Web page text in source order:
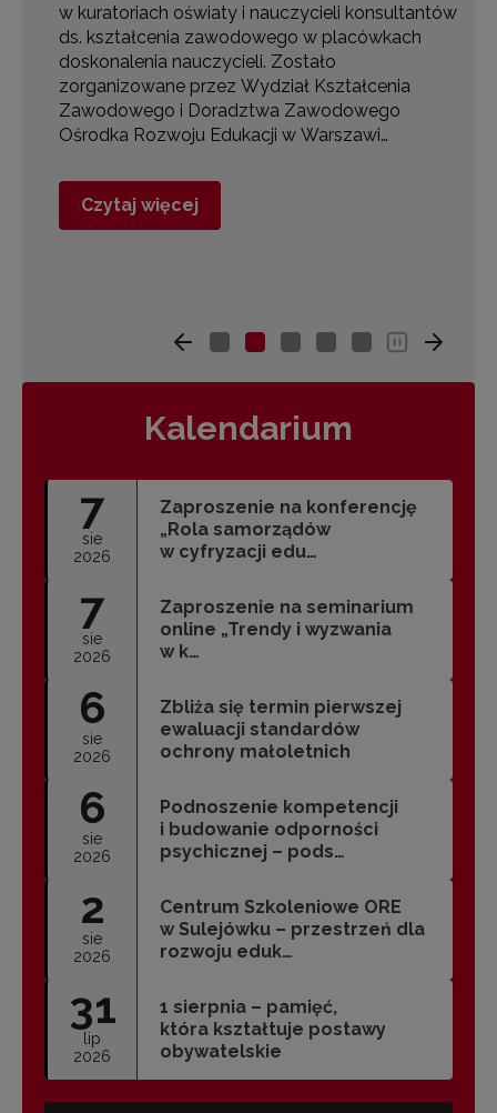
w kuratoriach oświaty i nauczycieli konsultantów
ds. kształcenia zawodowego w placówkach
doskonalenia nauczycieli. Zostało
zorganizowane przez Wydział Kształcenia
Zawodowego i Doradztwa Zawodowego
Ośrodka Rozwoju Edukacji w Warszawi…
Czytaj więcej
Kalendarium
7
sie
2026
Zaproszenie na konferencję
„Rola samorządów
w cyfryzacji edu…
7
sie
2026
Zaproszenie na seminarium
online „Trendy i wyzwania
w k…
6
sie
2026
Zbliża się termin pierwszej
ewaluacji standardów
ochrony małoletnich
6
sie
2026
Podnoszenie kompetencji
i budowanie odporności
psychicznej – pods…
2
sie
2026
Centrum Szkoleniowe ORE
w Sulejówku – przestrzeń dla
rozwoju eduk…
31
lip
2026
1 sierpnia – pamięć,
która kształtuje postawy
obywatelskie